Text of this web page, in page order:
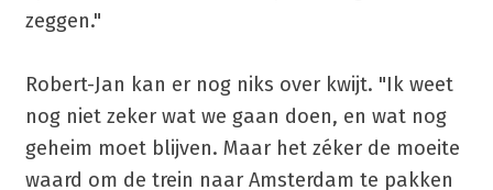
zeggen."
Robert-Jan kan er nog niks over kwijt. "Ik weet
nog niet zeker wat we gaan doen, en wat nog
geheim moet blijven. Maar het zéker de moeite
waard om de trein naar Amsterdam te pakken